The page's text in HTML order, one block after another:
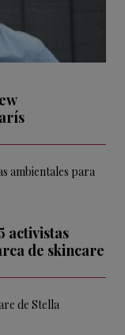
activistas
de skincare